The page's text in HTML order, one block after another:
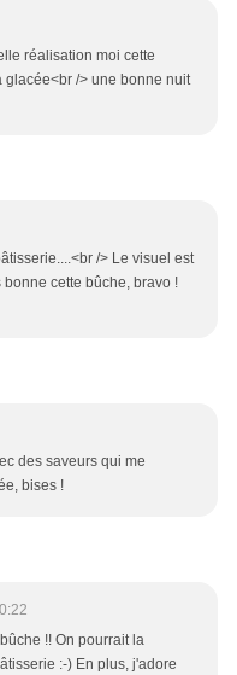
réalisation moi cette
/> une bonne nuit
/> Le visuel est
cette bûche, bravo !
des saveurs qui me
bises !
!! On pourrait la
:-) En plus, j'adore